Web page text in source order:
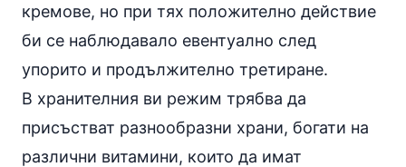
кремове, но при тях положително действие
би се наблюдавало евентуално след
упорито и продължително третиране.
В хранителния ви режим трябва да
присъстват разнообразни храни, богати на
различни витамини, които да имат